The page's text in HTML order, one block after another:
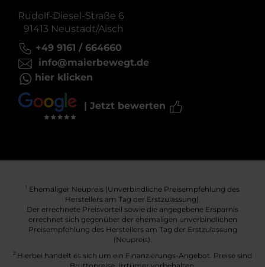
Rudolf-Diesel-Straße 6
91413 Neustadt/Aisch
+49 9161 / 664660
info@maierbewegt.de
hier klicken
| Jetzt bewerten
1
Ehemaliger Neupreis (Unverbindliche Preisempfehlung des
Herstellers am Tag der Erstzulassung).
Der errechnete Preisvorteil sowie die angegebene Ersparnis
errechnet sich gegenüber der ehemaligen unverbindlichen
Preisempfehlung des Herstellers am Tag der Erstzulassung
(Neupreis).
2 Hierbei handelt es sich um ein Finanzierungs-Angebot. Preise sind